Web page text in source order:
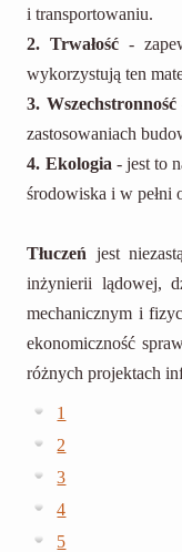
i transportowaniu.
2. Trwałość -
wykorzystują ten
3. Wszechstronność
zastosowaniach
4. Ekologia - jest to
środowiska i w pełni
Tłuczeń jest
inżynierii lądowej,
mechanicznym i
ekonomiczność
różnych projektach
1
2
3
4
5